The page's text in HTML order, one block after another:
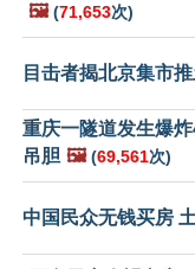
🖼️ (71,653次)
目击者揭北京集市
重庆一隧道发生爆
吊胆 🖼️ (69,561次)
中国民众无钱买房